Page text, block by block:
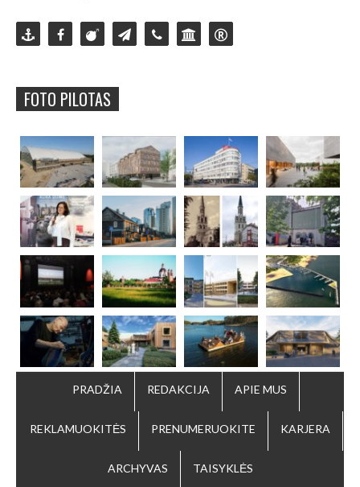
FOTO PILOTAS
PRADŽIA REDAKCIJA APIE MUS
REKLAMUOKITĖS PRENUMERUOKITE KARJERA
ARCHYVAS TAISYKLĖS